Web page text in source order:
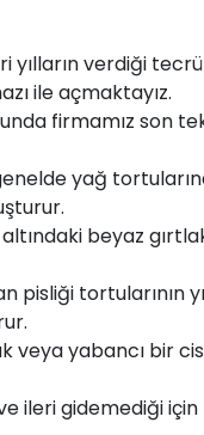
yılların verdiği
ile açmaktayız.
firmamız son
yağ
beyaz
pisliği tortularının
veya yabancı bir
ileri gidemediği için